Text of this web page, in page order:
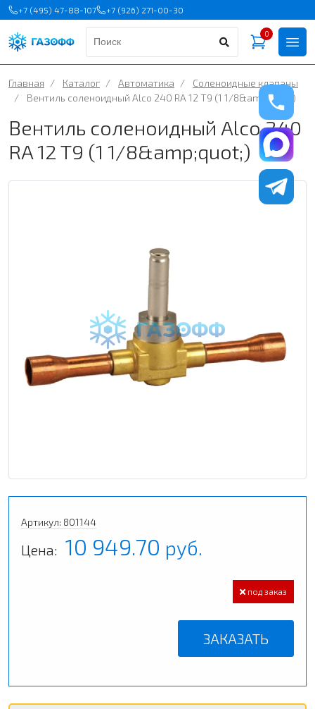
+7 (495) 47-88-107 +7 (926) 271-00-30
0
Главная / Каталог / Автоматика /
Соленоидные клапаны
/
Вентиль соленоидный Alco 240 RA 12 T9 (1 1/8&amp;quot;)
Вентиль соленоидный Alco 240
RA 12 T9 (1 1/8&amp;quot;)
Артикул: 801144
Цена: 10 949.70 руб.
под заказ
ЗАКАЗАТЬ